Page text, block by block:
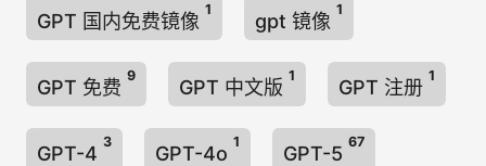
GPT 国内免费镜像
1
gpt 镜像
1
GPT 免费
9
GPT 中文版
1
GPT 注册
1
GPT-4
3
GPT-4o
1
GPT-5
67